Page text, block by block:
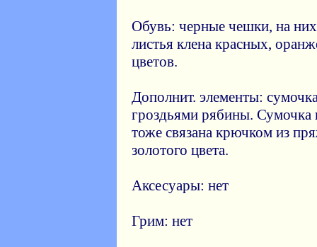
Обувь: черные чешки, на
листья клена красных,
цветов.
Дополнит. элементы:
гроздьями рябины. Сумочка
тоже связана крючком из
золотого цвета.
Аксесуары: нет
Грим: нет